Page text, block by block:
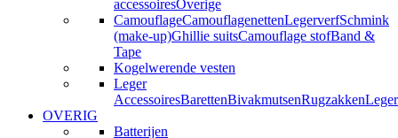
accessoiresOverige
CamouflageCamouflagenettenLegerverfSchmink
(make-up)Ghillie suitsCamouflage stofBand &
Tape
Kogelwerende vesten
Leger
AccessoiresBarettenBivakmutsenRugzakken
OVERIG
Batterijen